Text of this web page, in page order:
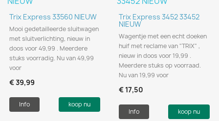
Trix Express 33560 NIEUW
Mooi gedetailleerde sluitwagen
met sluitverlichting, nieuw in
doos voor 49,99 . Meerdere
stuks voorradig. Nu van 49,99
voor
€ 39,99
Info koop nu
Trix Express 3452 33452
NIEUW
Wagentje met een echt doeken
huif met reclame van "TRIX" ,
nieuw in doos voor 19,99 .
Meerdere stuks op voorraad.
Nu van 19,99 voor
€ 17,50
Info koop nu